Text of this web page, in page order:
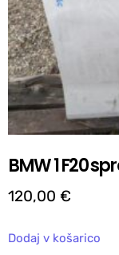
BMW 1 F20
120,00 €
Dodaj v košarico